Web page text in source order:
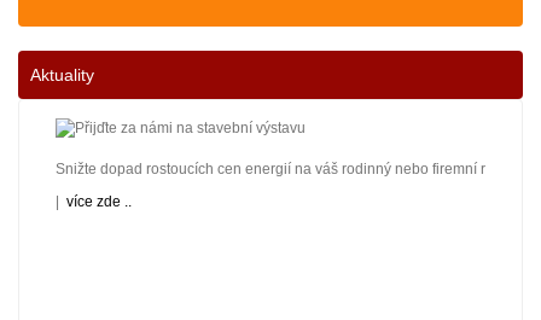
Aktuality
Snižte dopad rostoucích cen energií na váš rodinný nebo firemní
více zde ..